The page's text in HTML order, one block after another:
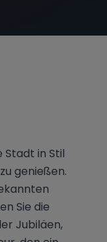
Stadt in Stil
genießen.
Sie die
Jubiläen,